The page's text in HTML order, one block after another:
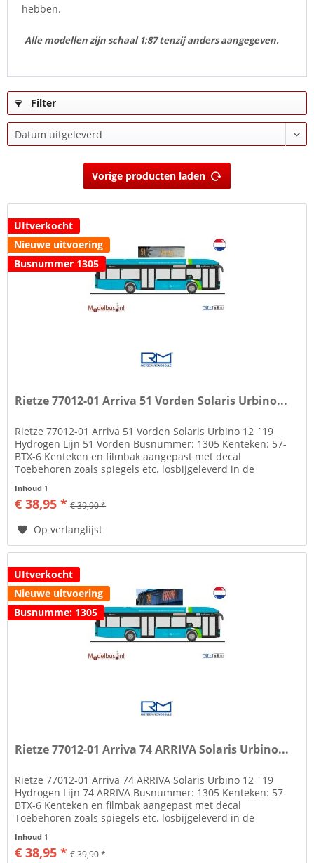
hebben.
Alle modellen zijn schaal 1:87 tenzij anders aangegeven.
Filter
Vorige producten laden
UItverkocht
Nieuwe uitvoering
Busnummer 1305
Rietze 77012-01 Arriva 51 Vorden Solaris Urbino...
Rietze 77012-01 Arriva 51 Vorden Solaris Urbino 12 ´19
Hydrogen Lijn 51 Vorden Busnummer: 1305 Kenteken: 57-
BTX-6 Kenteken en filmbak aangepast met decal
Toebehoren zoals spiegels etc. losbijgeleverd in de
Inhoud 1
€ 38,95 * € 39,90 *
Op verlanglijst
UItverkocht
Nieuwe uitvoering
Busnumme: 1305
Rietze 77012-01 Arriva 74 ARRIVA Solaris Urbino...
Rietze 77012-01 Arriva 74 ARRIVA Solaris Urbino 12 ´19
Hydrogen Lijn 74 ARRIVA Busnummer: 1305 Kenteken: 57-
BTX-6 Kenteken en filmbak aangepast met decal
Toebehoren zoals spiegels etc. losbijgeleverd in de
Inhoud 1
€ 38,95 * € 39,90 *